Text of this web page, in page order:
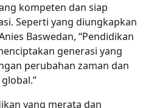
kompeten dan siap
Seperti yang diungkapkan
Baswedan, “Pendidikan
generasi yang
perubahan zaman dan
yang merata dan